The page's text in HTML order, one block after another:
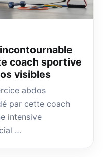
coach sportive
visibles
abdos
par cette coach
intensive
…